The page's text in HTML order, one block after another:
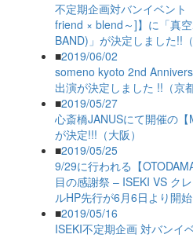
不定期企画対バンイベント
friend × blend～]】に「真
BAND)」が決定しました!!
■2019/06/02
someno kyoto 2nd
出演が決定しました !!（京都
■2019/05/27
心斎橋JANUSにて開催の
が決定!!!（大阪）
■2019/05/25
9/29に行われる【
目の感謝祭 – ISEKI VS ク
ルHP先行が6月6日より開
■2019/05/16
ISEKI不定期企画 対バンイ